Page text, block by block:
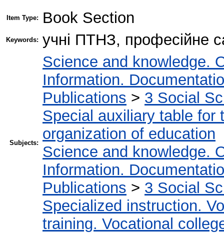
Item Type: Book Section
Keywords: учні ПТНЗ, професійне
Subjects:
Science and knowledge.
Information.
Publications > 3 Social
Special auxiliary table for
organization of education
Science and knowledge.
Information.
Publications > 3 Social
Specialized instruction.
training. Vocational